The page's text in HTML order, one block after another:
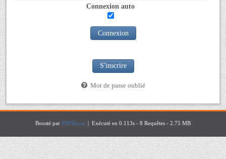
Connexion auto
Connexion
S'inscrire
Mot de passe oublié
Boosté par PHPBoost | Exécuté en 0.113s - 8 Requêtes - 2.75 MB